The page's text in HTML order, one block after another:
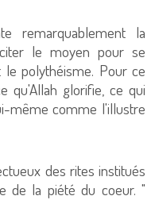
remarquablement la
le moyen pour se
le polythéisme. Pour ce
qu'Allah glorifie, ce qui
même comme l'illustre
des rites institués
de la piété du coeur. "